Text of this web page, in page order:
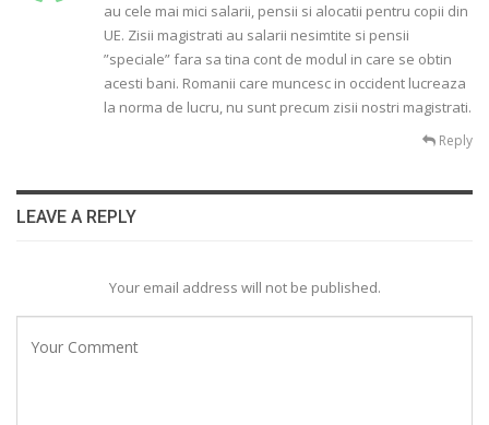
au cele mai mici salarii, pensii si alocatii pentru copii din
UE. Zisii magistrati au salarii nesimtite si pensii
”speciale” fara sa tina cont de modul in care se obtin
acesti bani. Romanii care muncesc in occident lucreaza
la norma de lucru, nu sunt precum zisii nostri magistrati.
Reply
LEAVE A REPLY
Your email address will not be published.